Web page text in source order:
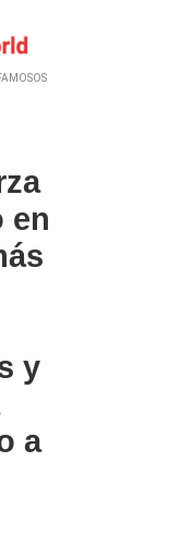
en
y
a